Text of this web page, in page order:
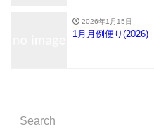
2026年1月15日
1月月例便り(2026)